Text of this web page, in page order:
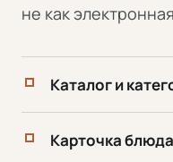
не как
Каталог и
Карточка